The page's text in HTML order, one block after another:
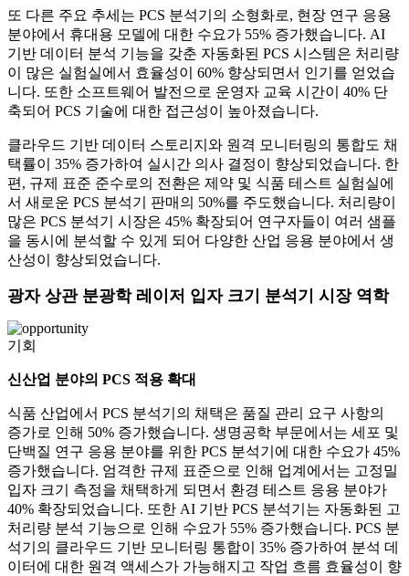
또 다른 주요 추세는 PCS 분석기의 소형화로, 현장 연구 응용
분야에서 휴대용 모델에 대한 수요가 55% 증가했습니다. AI
기반 데이터 분석 기능을 갖춘 자동화된 PCS 시스템은 처리량
이 많은 실험실에서 효율성이 60% 향상되면서 인기를 얻었습
니다. 또한 소프트웨어 발전으로 운영자 교육 시간이 40% 단
축되어 PCS 기술에 대한 접근성이 높아졌습니다.
클라우드 기반 데이터 스토리지와 원격 모니터링의 통합도 채
택률이 35% 증가하여 실시간 의사 결정이 향상되었습니다. 한
편, 규제 표준 준수로의 전환은 제약 및 식품 테스트 실험실에
서 새로운 PCS 분석기 판매의 50%를 주도했습니다. 처리량이
많은 PCS 분석기 시장은 45% 확장되어 연구자들이 여러 샘플
을 동시에 분석할 수 있게 되어 다양한 산업 응용 분야에서 생
산성이 향상되었습니다.
광자 상관 분광학 레이저 ​​입자 크기 분석기 시장 역학
기회
신산업 분야의 PCS 적용 확대
식품 산업에서 PCS 분석기의 채택은 품질 관리 요구 사항의
증가로 인해 50% 증가했습니다. 생명공학 부문에서는 세포 및
단백질 연구 응용 분야를 위한 PCS 분석기에 대한 수요가 45%
증가했습니다. 엄격한 규제 표준으로 인해 업계에서는 고정밀
입자 크기 측정을 채택하게 되면서 환경 테스트 응용 분야가
40% 확장되었습니다. 또한 AI 기반 PCS 분석기는 자동화된 고
처리량 분석 기능으로 인해 수요가 55% 증가했습니다. PCS 분
석기의 클라우드 기반 모니터링 통합이 35% 증가하여 분석 데
이터에 대한 원격 액세스가 가능해지고 작업 흐름 효율성이 향